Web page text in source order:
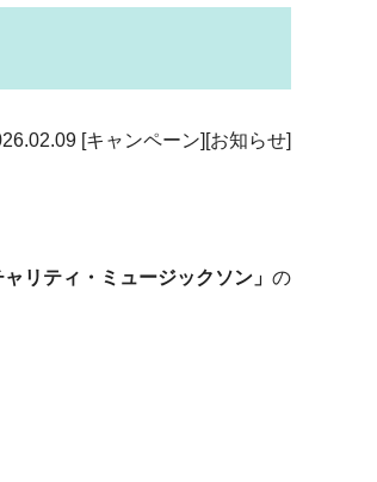
[キャンペーン][お知らせ]
リティ・ミュージックソン」 の